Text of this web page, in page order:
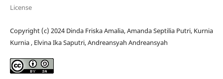
License
Copyright (c) 2024 Dinda Friska Amalia, Amanda Septilia Putri, Kurnia
Kurnia , Elvina Ika Saputri, Andreansyah Andreansyah